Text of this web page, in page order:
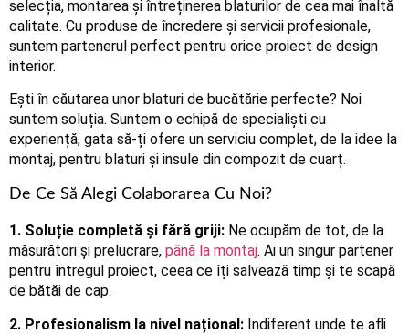
selecția, montarea și întreținerea blaturilor de cea mai înaltă
calitate. Cu produse de încredere și servicii profesionale,
suntem partenerul perfect pentru orice proiect de design
interior.
Ești în căutarea unor blaturi de bucătărie perfecte? Noi
suntem soluția. Suntem o echipă de specialiști cu
experiență, gata să-ți ofere un serviciu complet, de la idee la
montaj, pentru blaturi și insule din compozit de cuarț.
De Ce Să Alegi Colaborarea Cu Noi?
1. Soluție completă și fără griji: Ne ocupăm de tot, de la
măsurători și prelucrare, până la montaj. Ai un singur partener
pentru întregul proiect, ceea ce îți salvează timp și te scapă
de bătăi de cap.
2. Profesionalism la nivel național: Indiferent unde te afli